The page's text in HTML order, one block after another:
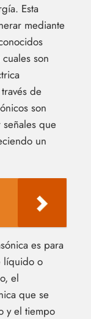
Esta
mediante
son
de
son
que
un
es para
líquido o
el
que se
y el tiempo